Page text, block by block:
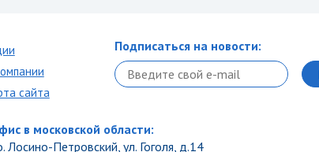
сайта
Подписаться на новости:
в московской области:
Лосино-Петровский, ул. Гоголя, д.14